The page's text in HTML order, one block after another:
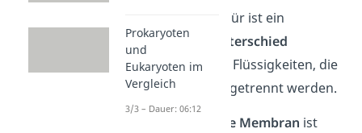
bewegt. Grund dafür ist ein
Konzentrationsunterschied
zwischen den zwei Flüssigkeiten, die
von der Membran getrennt werden.
semipermeable Membran ist
Prokaryoten
und
Eukaryoten im
Vergleich
3/3 – Dauer: 06:12